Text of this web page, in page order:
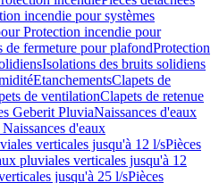
incendie pour systèmes
Protection incendie pour
de fermeture pour plafondProtection
Isolations des bruits solidiens
EtanchementsClapets de
de ventilationClapets de retenue
Geberit PluviaNaissances d'eaux
d'eaux
verticales jusqu'à 12 l/sPièces
pluviales verticales jusqu'à 12
jusqu'à 25 l/sPièces